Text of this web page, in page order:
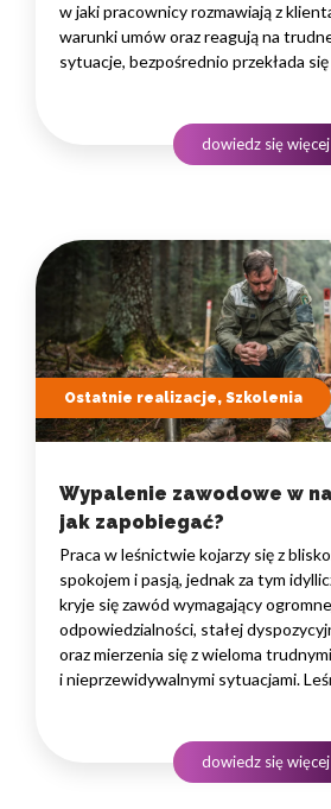
w jaki pracownicy rozmawiają z
warunki umów oraz reagują na
sytuacje, bezpośrednio przekłada
produktowej, lecz także
komunikacyjnych, empatii…
dowiedz się więcej
Ostatnie realizacje, Szkolenia
Wypalenie zawodowe w
jak zapobiegać?
Praca w leśnictwie kojarzy się z
spokojem i pasją, jednak za tym
kryje się zawód wymagający
odpowiedzialności, stałej
oraz mierzenia się z wieloma trudnymi
i nieprzewidywalnymi sytuacjami.
oraz koniecznością podejmowania
na bezpieczeństwo ludzi i kondycję
dowiedz się więcej